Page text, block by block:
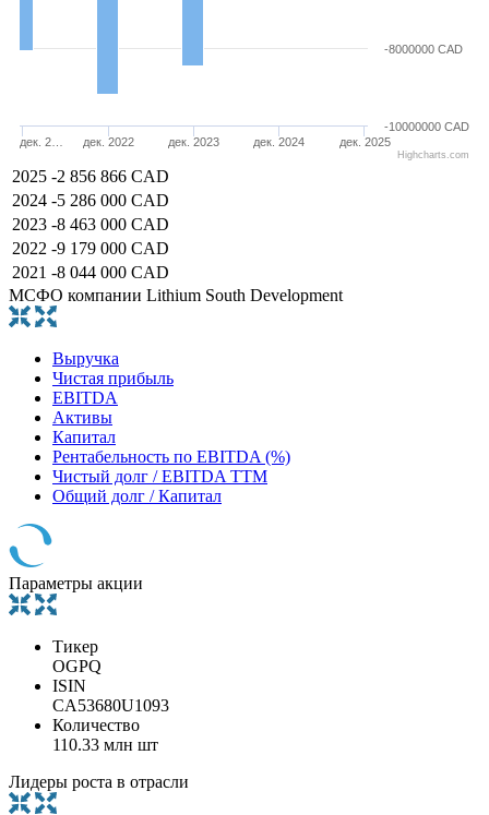
дек. 2… дек. 2022 дек. 2023 дек. 2024 дек. 2025
-10000000 CAD
-8000000 CAD
Highcharts.com
2025 -2 856 866 CAD
2024 -5 286 000 CAD
2023 -8 463 000 CAD
2022 -9 179 000 CAD
2021 -8 044 000 CAD
МСФО компании Lithium South Development
Выручка
Чистая прибыль
EBITDA
Активы
Капитал
Рентабельность по EBITDA (%)
Чистый долг / EBITDA TTM
Общий долг / Капитал
Параметры акции
Тикер
OGPQ
ISIN
CA53680U1093
Количество
110.33 млн шт
Лидеры роста в отрасли